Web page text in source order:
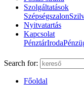
Szolgáltatások
Szépségszalon
Nyitvatartás
Kapcsolat
PénztárIroda
Search for:
Főoldal